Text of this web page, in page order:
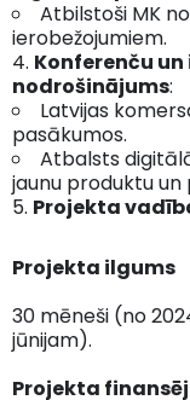
Atbilstoši MK
ierobežojumiem.
Konferenču
nodrošinājums:
Latvijas
pasākumos.
Atbalsts
jaunu produktu
Projekta
Projekta ilgums
30 mēneši (no
jūnijam).
Projekta